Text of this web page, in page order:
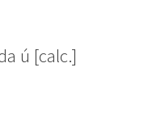
ú [calc.]